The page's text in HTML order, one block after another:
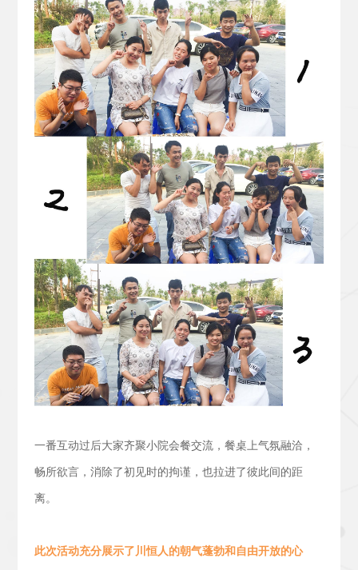
一番互动过后大家齐聚小院会餐交流， 餐桌上气氛融洽，
畅所欲言，消除了初见时的拘谨，也拉进了彼此间的距
离。
此次活动充分展示了川恒人的朝气蓬勃和 自由开放的心